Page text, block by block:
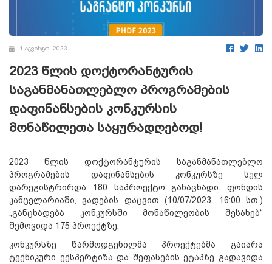
1 აგვისტო, 2023
2023 წლის დოქტორანტურის
საგანმანათლებლო პროგრამების
დაფინანსების კონკურსის
მონაწილეთა საყურადღებოდ!
2023 წლის დოქტორანტურის საგანმანათლებლო
პროგრამების დაფინანსების კონკურსზე სულ
დარეგისტრირდა 180 საპროექტო განაცხადი. ფონდის
კანცელარიაში, ვადების დაცვით (10/07/2023, 16:00 სთ.)
„განცხადება კონკურსში მონაწილეობის შესახებ“
შემოვიდა 175 პროექტზე.
კონკურსზე წარმოდგენილმა პროექტებმა გაიარა
ტექნიკური ექსპერტიზა და შეფასების ეტაპზე გადავიდა